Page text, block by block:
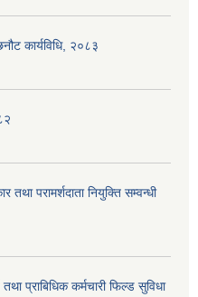
कार्यविधि, २०८३
तथा परामर्शदाता नियुक्ति सम्वन्धी
प्राबिधिक कर्मचारी फिल्ड सुविधा